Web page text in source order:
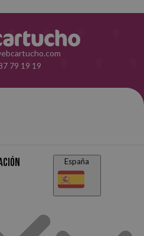
79 19 19
España